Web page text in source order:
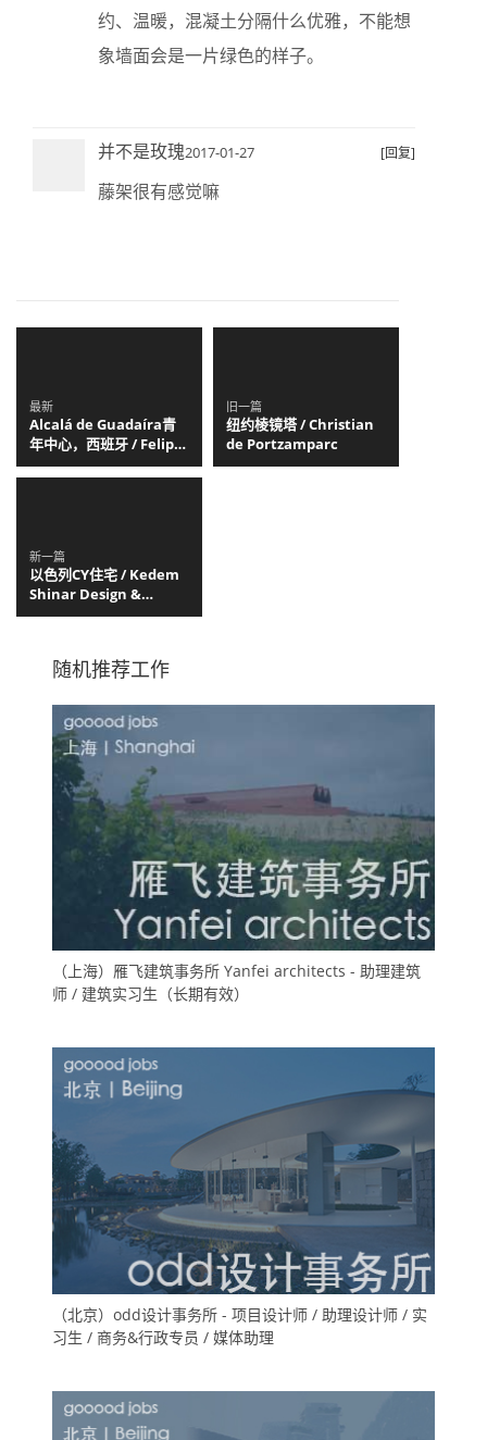
约、温暖，混凝土分隔什么优雅，不能想
象墙面会是一片绿色的样子。
并不是玫瑰2017-01-27 [回复]
藤架很有感觉嘛
最新
Alcalá de Guadaíra青
年中心，西班牙 / Felipe
Retuerto + Dunar
Arquitectos
旧一篇
纽约棱镜塔 / Christian
de Portzamparc
新一篇
以色列CY住宅 / Kedem
Shinar Design &
Architecture
随机推荐工作
（上海）雁飞建筑事务所 Yanfei architects - 助理建筑
师 / 建筑实习生（长期有效）
（北京）odd设计事务所 - 项目设计师 / 助理设计师 / 实
习生 / 商务&行政专员 / 媒体助理